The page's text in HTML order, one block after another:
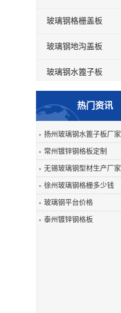
玻璃钢格栅盖板
玻璃钢地沟盖板
玻璃钢水篦子板
玻璃钢平板
玻璃钢盖板
热门资讯
扬州玻璃钢水篦子板厂家
常州镀锌钢格板定制
无锡玻璃钢型材生产厂家
徐州玻璃钢格栅多少钱
玻璃钢平台价格
泰州镀锌钢格板